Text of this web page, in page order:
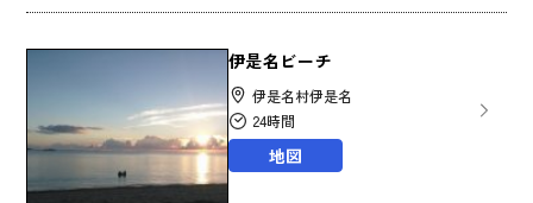
伊是名ビーチ
伊是名村伊是名
24時間
地図